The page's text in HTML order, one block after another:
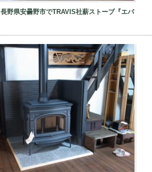
長野県安曇野市でTRAVIS社薪ストーブ『エバ